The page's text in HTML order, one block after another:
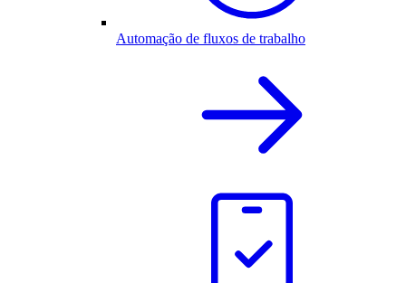
Automação de fluxos de trabalho